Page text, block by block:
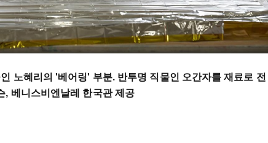
노혜리의 '베어링' 부분. 반투명 직물인 오간자를 재료로 전
, 베니스비엔날레 한국관 제공